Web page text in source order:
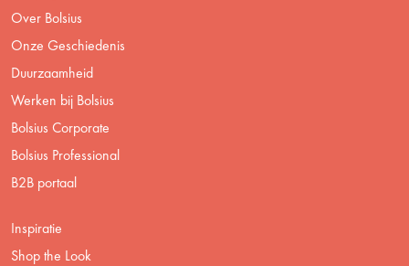
Over Bolsius
Onze Geschiedenis
Duurzaamheid
Werken bij Bolsius
Bolsius Corporate
Bolsius Professional
B2B portaal
Inspiratie
Shop the Look